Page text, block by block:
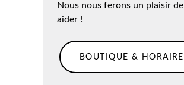
Nous nous ferons un plaisir
aider !
BOUTIQUE &